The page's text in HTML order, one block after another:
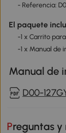
- Referencia:
El paquete
-1 x Carrito
-1 x Manual de
Manual de
D00-
Preguntas